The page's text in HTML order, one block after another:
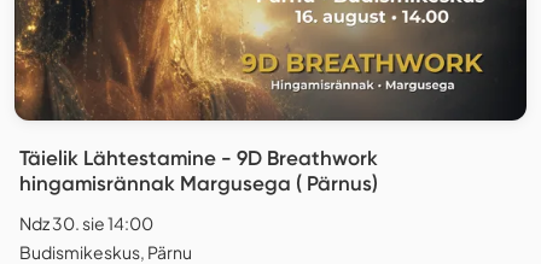
Täielik Lähtestamine - 9D Breathwork
hingamisrännak Margusega ( Pärnus)
Ndz 30. sie 14:00
Budismikeskus, Pärnu